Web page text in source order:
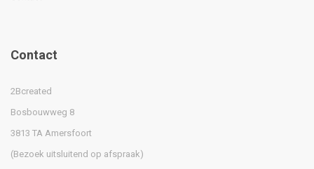
Contact
2Bcreated
Bosbouwweg 8
3813 TA Amersfoort
(Bezoek uitsluitend op afspraak)